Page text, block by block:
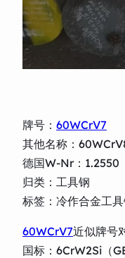
牌号： 60WCrV7
其他名称：
德国W-Nr：1.2550
归类：工具钢
标签：冷作合金工
60WCrV7近似牌号
国标：6CrW2Si（